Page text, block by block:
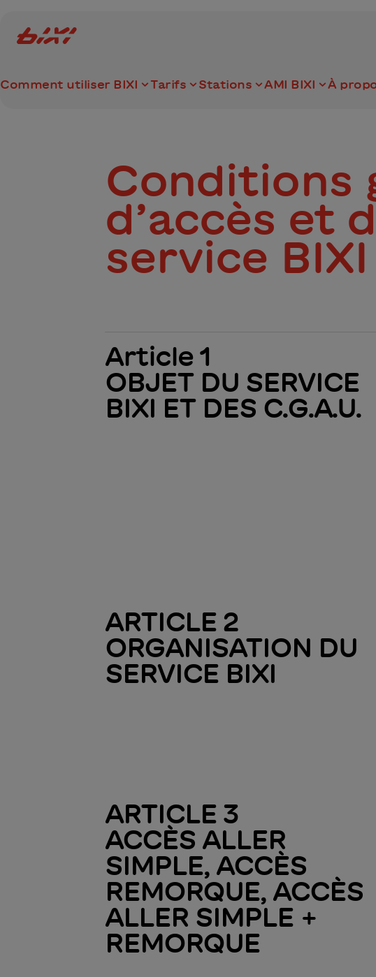
Logo Bixi Montréal
Comment utiliser BIXI Tarifs Stations AMI BIXI À
Conditions
d’accès et
service BIXI
Article 1
OBJET DU SERVICE
BIXI ET DES C.G.A.U.
ARTICLE 2
ORGANISATION DU
SERVICE BIXI
ARTICLE 3
ACCÈS ALLER
SIMPLE, ACCÈS
REMORQUE, ACCÈS
ALLER SIMPLE +
REMORQUE